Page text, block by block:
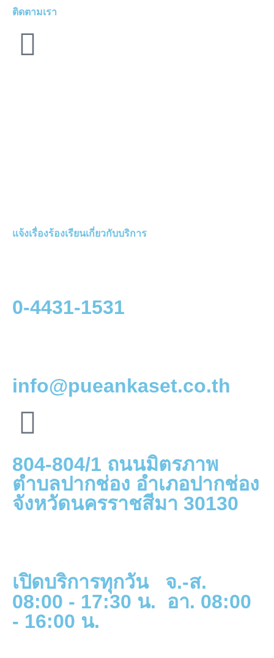
ติดตามเรา
แจ้งเรื่องร้องเรียนเกี่ยวกับบริการ
0-4431-1531
info@pueankaset.co.th
804-804/1 ถนนมิตรภาพ
ตำบลปากช่อง อำเภอปากช่อง
จังหวัดนครราชสีมา 30130
เปิดบริการทุกวัน จ.-ส.
08:00 - 17:30 น. อา. 08:00
- 16:00 น.